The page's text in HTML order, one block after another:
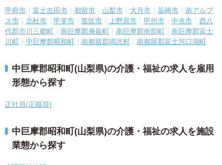
甲府市 富士吉田市 都留市 山梨市 大月市 韮崎市
南アルプ
ス市
北杜市 甲斐市 笛吹市 上野原市 甲州市 中央市
西八
代郡市川三郷町
南巨摩郡身延町 南巨摩郡南部町
南巨摩郡富士
川町
中巨摩郡昭和町 南都留郡鳴沢村 南都留郡富士河口湖町
中巨摩郡昭和町(山梨県)の介護・福祉の求人を雇用
形態から探す
正社員(正職員)
中巨摩郡昭和町(山梨県)の介護・福祉の求人を施設
業態から探す